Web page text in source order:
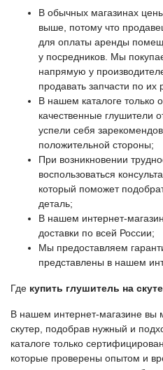
В обычных магазинах
выше, потому что
для оплаты аренды
у посредников. Мы
напрямую у
продавать запчасти по их
В нашем каталоге только
качественные глушители
успели себя
положительной стороны;
При возникновении
воспользоваться
который поможет
деталь;
В нашем интернет-
доставки по всей России;
Мы предоставляем
представлены в нашем
Где купить глушитель на
В нашем интернет-магазине вы
скутер, подобрав нужный и
каталоге только
которые проверены опытом и